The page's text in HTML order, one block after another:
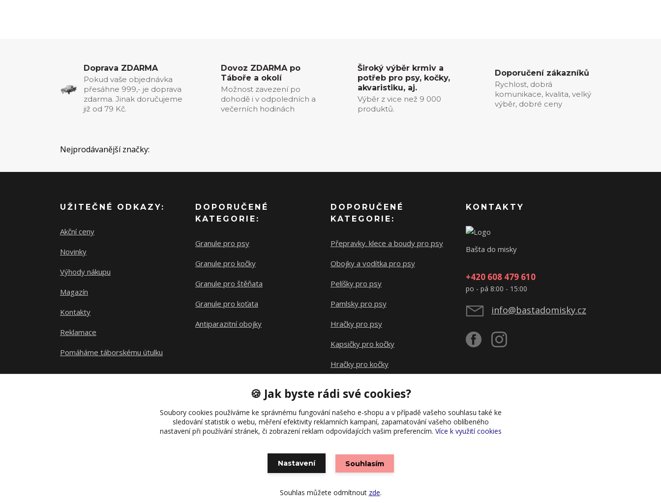
Doprava ZDARMA
Pokud vaše objednávka
přesáhne 999,- je doprava
zdarma. Jinak doručujeme
již od 79 Kč.
Dovoz ZDARMA po
Táboře a okolí
Možnost zavezení po
dohodě i v odpoledních a
večerních hodinách
Široký výběr krmiv a
potřeb pro psy, kočky,
akvaristiku, aj.
Výběr z vice než 9 000
produktů.
Doporučení zákazníků
Rychlost, dobrá
komunikace, kvalita, velký
výběr, dobré ceny
Nejprodávanější značky:
UŽITEČNÉ ODKAZY:
Akční ceny
Novinky
Výhody nákupu
Magazín
Kontakty
Reklamace
Pomáháme táborskému útulku
DOPORUČENÉ
KATEGORIE:
Granule pro psy
Granule pro kočky
Granule pro štěňata
Granule pro koťata
Antiparazitní obojky
DOPORUČENÉ
KATEGORIE:
Přepravky. klece a boudy pro psy
Obojky a vodítka pro psy
Pelíšky pro psy
Pamlsky pro psy
Hračky pro psy
Kapsičky pro kočky
Hračky pro kočky
KONTAKTY
Bašta do misky
+420 608 479 610
po - pá 8:00 - 15:00
info@bastadomisky.cz
Vytvořeno na
🍪 Jak byste rádi své cookies?
Soubory cookies používáme ke správnému fungování našeho e-shopu a v případě vašeho souhlasu také ke
sledování statistik o webu, měření efektivity reklamních kampaní, zapamatování vašeho oblíbeného
nastavení při používání stránek, či zobrazení reklam odpovídajících vašim preferencím. Více k využití cookies
Nastavení Souhlasím
Souhlas můžete odmítnout zde.